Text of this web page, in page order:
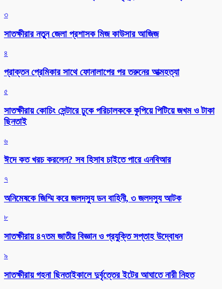
৩
সাতক্ষীরার নতুন জেলা প্রশাসক মিজ কাউসার আজিজ
৪
প্রাক্তন প্রেমিকার সাথে ফোনালাপের পর তরুনের আত্মহত্যা
৫
সাতক্ষীরায় কোচিং সেন্টারে ঢুকে পরিচালককে কুপিয়ে পিটিয়ে জখম ও টাকা
ছিনতাই
৬
ঈদে কত খরচ করলেন? সব হিসাব চাইতে পারে এনবিআর
৭
অনিমেষকে জিম্মি করে জলদস্যু ডন বাহিনী, ৩ জলদস্যু আটক
৮
সাতক্ষীরায় ৪৭তম জাতীয় বিজ্ঞান ও প্রযুক্তি সপ্তাহ উদ্বোধন
৯
সাতক্ষীরায় গহনা ছিনতাইকালে দুর্বৃত্তের ইটের আঘাতে নারী নিহত